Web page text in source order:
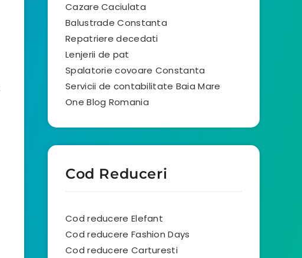
Cazare Caciulata
Balustrade Constanta
Repatriere decedati
Lenjerii de pat
Spalatorie covoare Constanta
Servicii de contabilitate Baia Mare
One Blog Romania
Cod Reduceri
Cod reducere Elefant
Cod reducere Fashion Days
Cod reducere Carturesti